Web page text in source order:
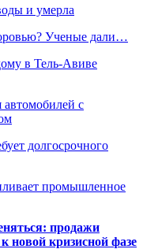
и умерла
Ученые дали…
в Тель-Авиве
с
долгосрочного
промышленное
продажи
новой кризисной фазе